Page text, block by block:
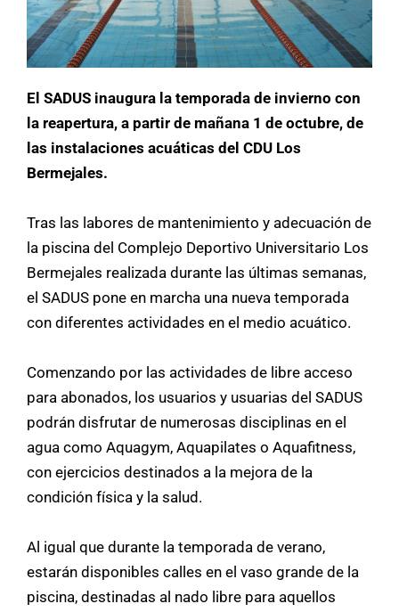
El SADUS inaugura la temporada de invierno con
la reapertura, a partir de mañana 1 de octubre, de
las instalaciones acuáticas del CDU Los
Bermejales.
Tras las labores de mantenimiento y adecuación de
la piscina del Complejo Deportivo Universitario Los
Bermejales realizada durante las últimas semanas,
el SADUS pone en marcha una nueva temporada
con diferentes actividades en el medio acuático.
Comenzando por las actividades de libre acceso
para abonados, los usuarios y usuarias del SADUS
podrán disfrutar de numerosas disciplinas en el
agua como Aquagym, Aquapilates o Aquafitness,
con ejercicios destinados a la mejora de la
condición física y la salud.
Al igual que durante la temporada de verano,
estarán disponibles calles en el vaso grande de la
piscina, destinadas al nado libre para aquellos